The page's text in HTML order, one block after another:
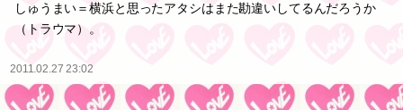
しゅうまい＝横浜と思ったアタシはまた勘違いしてるんだろうか
（トラウマ）。
2011.02.27 23:02